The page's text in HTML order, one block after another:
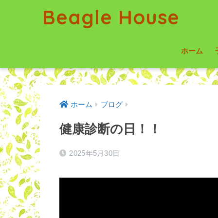
Beagle House
ホーム
ホーム ブログ
健康診断の日！！
2025年5月30日